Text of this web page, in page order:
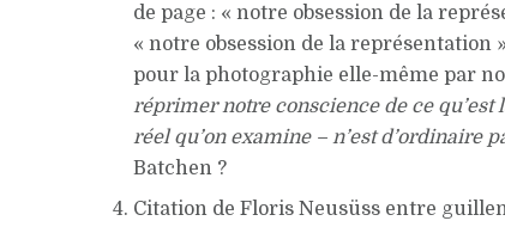
de page : « notre obsession de la
« notre obsession de la représentation
pour la photographie elle-même par
réprimer notre conscience de ce qu’est
réel qu’on examine – n’est d’ordinaire
Batchen ?
Citation de Floris Neusüss entre